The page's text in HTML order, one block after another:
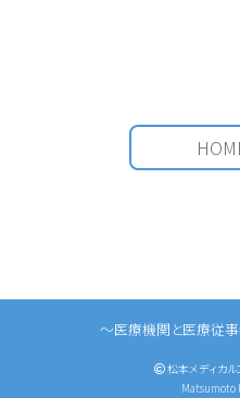
〜医療機関と医療従
松本メディカル
Matsumoto